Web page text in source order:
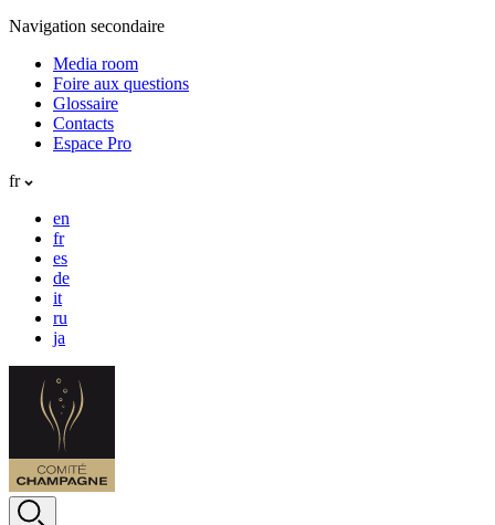
Navigation secondaire
Media room
Foire aux questions
Glossaire
Contacts
Espace Pro
fr
en
fr
es
de
it
ru
ja